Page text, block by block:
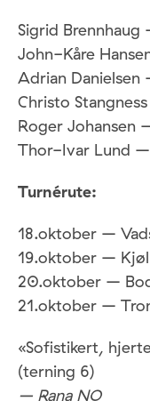
Sigrid Brennhaug
John-Kåre
Adrian Danielsen
Christo
Roger Johansen
Thor-Ivar Lund
Turnérute:
18.oktober –
19.oktober –
20.oktober –
21.oktober –
«Sofistikert,
(terning 6)
– Rana NO